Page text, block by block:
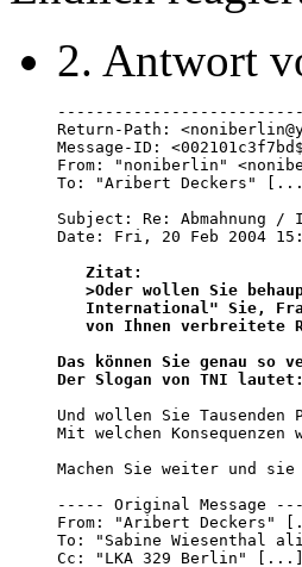
2. Antwort
Return-Path:
Message-ID:
From: "noniberlin"
To: "Aribert Deckers"
Subject: Re: Abmahnung
Date: Fri, 20 Feb 2004
   Zitat:
>Oder wollen Sie
International" Sie,
von Ihnen verbreitete
Das können Sie genau so
Der Slogan von TNI
Und wollen Sie
Mit welchen
Machen Sie weiter und
----- Original Message
From: "Aribert Deckers"
To: "Sabine Wiesenthal
Cc: "LKA 329 Berlin" [...]